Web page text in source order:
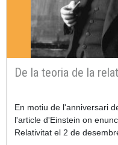
De la teoria de la
Resum
En motiu de l'anniversari
l'article d'Einstein on
Relativitat el 2 de